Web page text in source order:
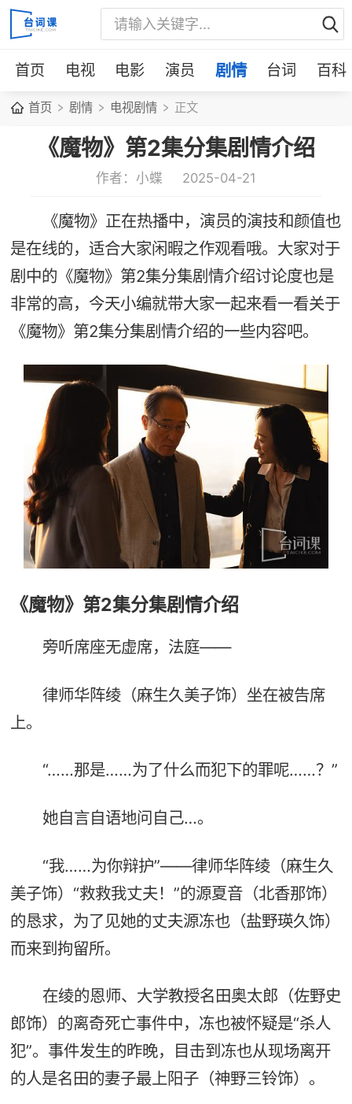
首页 电视 电影 演员 剧情 台词 百科
首页 剧情 电视剧情 正文
《魔物》第2集分集剧情介绍
作者：小蝶 2025-04-21
《魔物》正在热播中，演员的演技和颜值也
是在线的，适合大家闲暇之作观看哦。大家对于
剧中的《魔物》第2集分集剧情介绍讨论度也是
非常的高，今天小编就带大家一起来看一看关于
《魔物》第2集分集剧情介绍的一些内容吧。
《魔物》第2集分集剧情介绍
旁听席座无虚席，法庭——
律师华阵绫（麻生久美子饰）坐在被告席
上。
“……那是……为了什么而犯下的罪呢……？”
她自言自语地问自己…。
“我……为你辩护”——律师华阵绫（麻生久
美子饰）“救救我丈夫！”的源夏音（北香那饰）
的恳求，为了见她的丈夫源冻也（盐野瑛久饰）
而来到拘留所。
在绫的恩师、大学教授名田奥太郎（佐野史
郎饰）的离奇死亡事件中，冻也被怀疑是“杀人
犯”。事件发生的昨晚，目击到冻也从现场离开
的人是名田的妻子最上阳子（神野三铃饰）。